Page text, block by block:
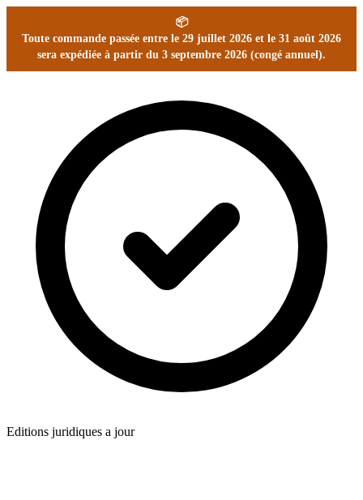
📦
Toute commande passée entre le 29 juillet 2026 et le 31 août 2026
sera expédiée à partir du 3 septembre 2026 (congé annuel).
Editions juridiques a jour